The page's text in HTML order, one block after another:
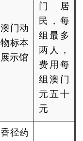
澳门动
物标本
展示馆
门居
民，每
组最多
两人，
费用每
组澳门
元五十
元
香径药